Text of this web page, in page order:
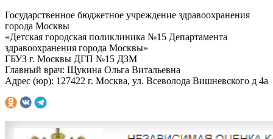
Государственное бюджетное учреждение здравоохранения
города Москвы
«Детская городская поликлиника №15 Департамента
здравоохранения города Москвы»
ГБУЗ г. Москвы ДГП №15 ДЗМ
Главный врач: Щукина Ольга Витальевна
Адрес (юр): 127422 г. Москва, ул. Всеволода Вишневского д 4а